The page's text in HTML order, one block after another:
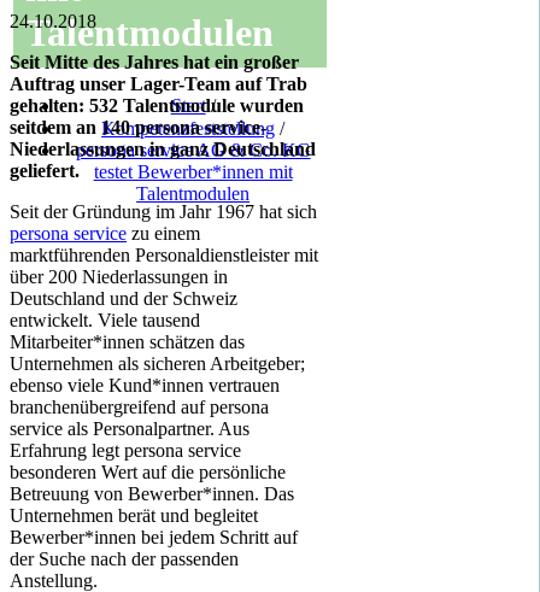
Talentmodulen
Start /
Kompetenzfeststellung /
persona service AG & Co. KG
testet Bewerber*innen mit
Talentmodulen
24.10.2018
Seit Mitte des Jahres hat ein großer
Auftrag unser Lager-Team auf Trab
gehalten: 532 Talentmodule wurden
seitdem an 140 persona service-
Niederlassungen in ganz Deutschland
geliefert.
Seit der Gründung im Jahr 1967 hat sich
persona service zu einem
marktführenden Personaldienstleister mit
über 200 Niederlassungen in
Deutschland und der Schweiz
entwickelt. Viele tausend
Mitarbeiter*innen schätzen das
Unternehmen als sicheren Arbeitgeber;
ebenso viele Kund*innen vertrauen
branchenübergreifend auf persona
service als Personalpartner. Aus
Erfahrung legt persona service
besonderen Wert auf die persönliche
Betreuung von Bewerber*innen. Das
Unternehmen berät und begleitet
Bewerber*innen bei jedem Schritt auf
der Suche nach der passenden
Anstellung.